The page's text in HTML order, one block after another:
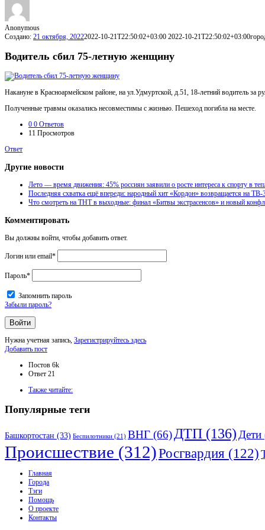
Anonymous
Создано: 21 октября, 20222022-10-21T22:50:02+03:00 2022-10-21T22:50:02+03:00
Водитель сбил 75-летную женщину
Накануне в Красноармейском районе, на ул.Удмуртской, д.51, 18-летний водитель
Полученные травмы оказались несовместимы с жизнью. Пешеход погибла на месте.
0 0 Ответов
11 Просмотров
Ответ
Другие новости
Лето — время движения: 45% россиян заявили о росте интереса к спорту в
Последняя схватка ещё впереди: народный хит «Кордон» возвращается на ТВ-
Что смотреть на ТНТ в выходные: финал «Битвы экстрасенсов» и новый
Комментировать
Вы должны войти, чтобы добавить ответ.
Логин или email*
Пароль*
Запомнить пароль
Забыли пароль?
Нужна учетная запись, Зарегистрируйтесь здесь
Боковая
Добавить пост
Статистика
Постов 6k
Ответ 21
Также читайте:
Популярные теги
Башкортостан (33) Беспилотники (21) ВНГ (66) ДТП (136) Дети
Происшествие (312)Росгвардия (122)
Исследовать
Главная
Города
Тэги
Помощь
О проекте
Контакты